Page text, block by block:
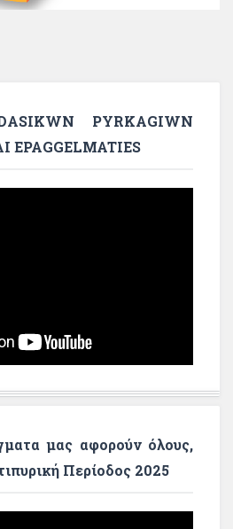
PYRKAGIWN
EPAGGELMATIES
μας αφορούν όλους,
Περίοδος 2025